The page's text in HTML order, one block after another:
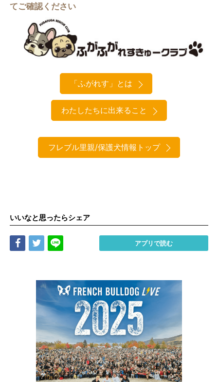
てご確認ください
「ふがれす」とは
わたしたちに出来ること
フレブル里親/保護犬情報トップ
いいなと思ったらシェア
Share Tweet アプリで読む